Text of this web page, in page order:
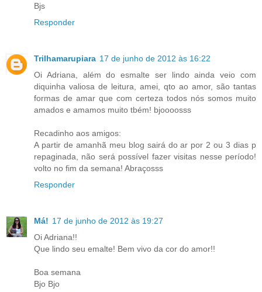
Bjs
Responder
Trilhamarupiara 17 de junho de 2012 às 16:22
Oi Adriana, além do esmalte ser lindo ainda veio com
diquinha valiosa de leitura, amei, qto ao amor, são tantas
formas de amar que com certeza todos nós somos muito
amados e amamos muito tbém! bjoooosss
Recadinho aos amigos:
A partir de amanhã meu blog sairá do ar por 2 ou 3 dias p
repaginada, não será possível fazer visitas nesse período!
volto no fim da semana! Abraçosss
Responder
Má! 17 de junho de 2012 às 19:27
Oi Adriana!!
Que lindo seu emalte! Bem vivo da cor do amor!!
Boa semana
Bjo Bjo